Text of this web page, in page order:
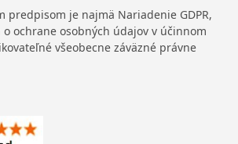
predpisom je najmä Nariadenie GDPR,
ochrane osobných údajov v účinnom
všeobecne záväzné právne